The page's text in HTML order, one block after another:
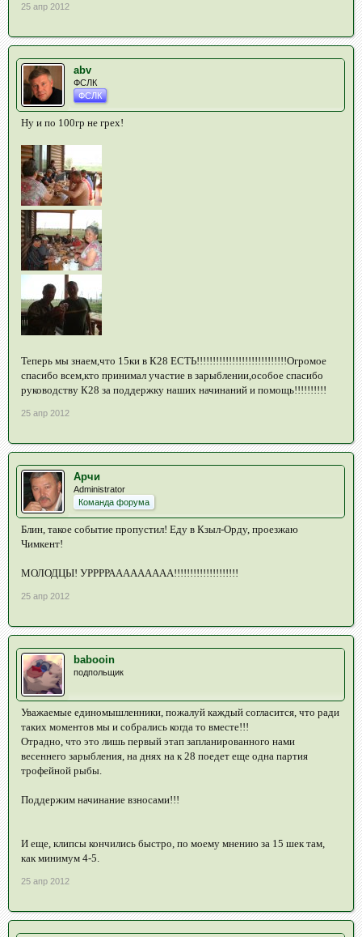
25 апр 2012
abv
ФСЛК
ФСЛК
Ну и по 100гр не грех!
Теперь мы знаем,что 15ки в К28 ЕСТЬ!!!!!!!!!!!!!!!!!!!!!!!!!!!!Огромое
спасибо всем,кто принимал участие в зарыблении,особое спасибо
руководству К28 за поддержку наших начинаний и помощь!!!!!!!!!!
25 апр 2012
Арчи
Administrator
Команда форума
Блин, такое событие пропустил! Еду в Кзыл-Орду, проезжаю
Чимкент!
МОЛОДЦЫ! УРРРРААААААААА!!!!!!!!!!!!!!!!!!!!
25 апр 2012
babooin
подпольщик
Уважаемые единомышленники, пожалуй каждый согласится, что ради
таких моментов мы и собрались когда то вместе!!!
Отрадно, что это лишь первый этап запланированного нами
весеннего зарыбления, на днях на к 28 поедет еще одна партия
трофейной рыбы.
Поддержим начинание взносами!!!
И еще, клипсы кончились быстро, по моему мнению за 15 шек там,
как минимум 4-5.
25 апр 2012